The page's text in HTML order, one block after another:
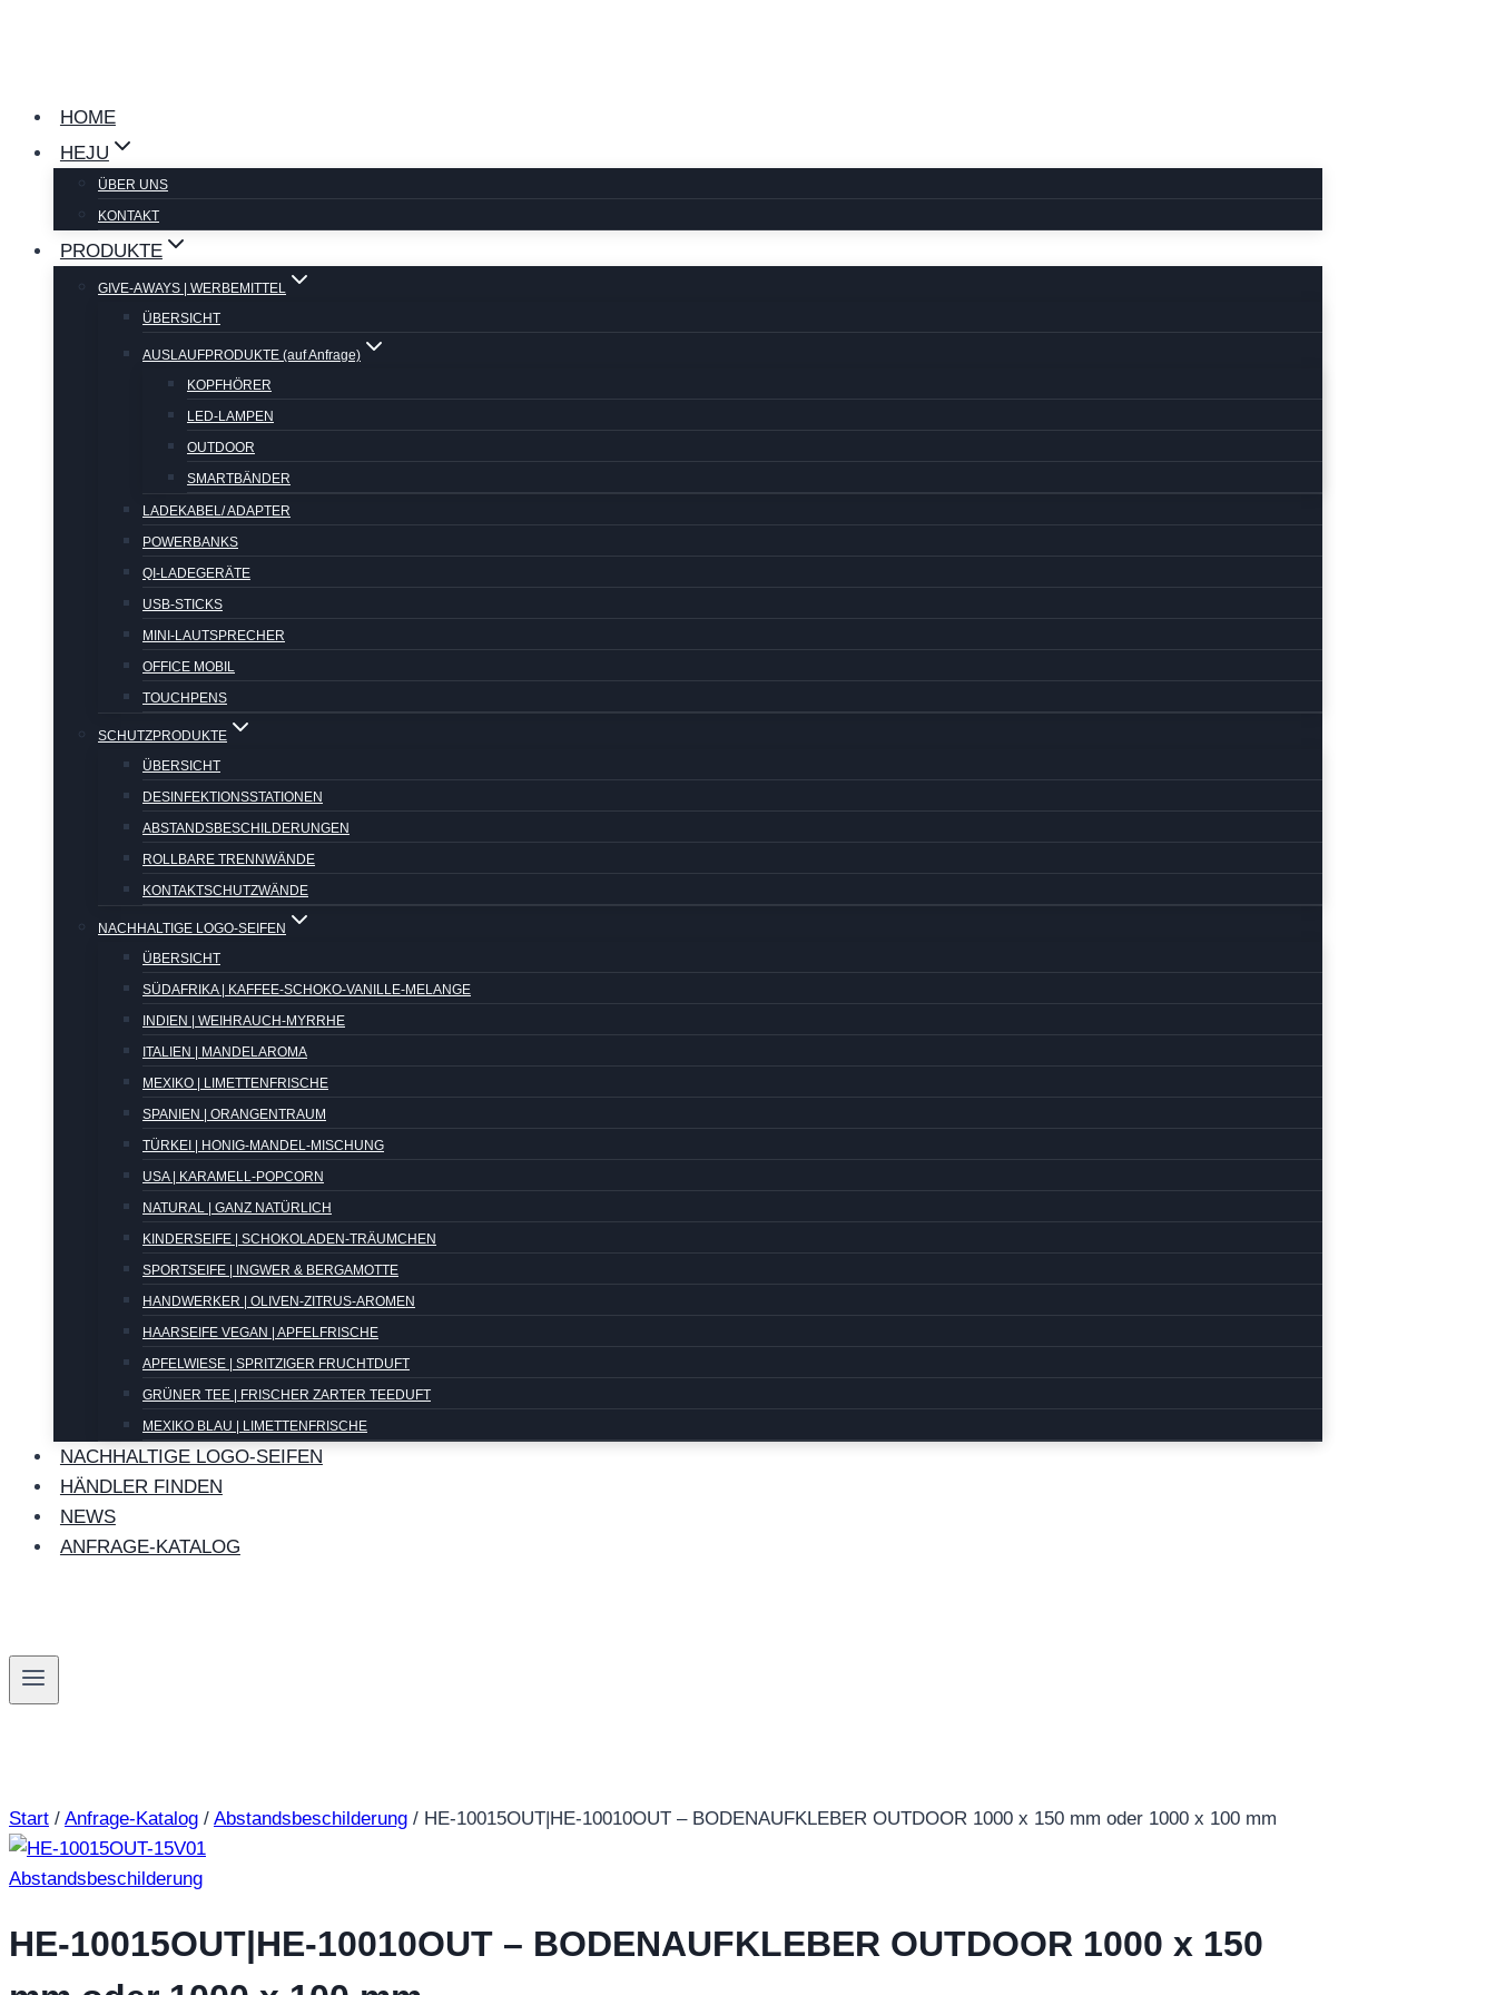
HOME
HEJU
ÜBER UNS
KONTAKT
PRODUKTE
GIVE-AWAYS | WERBEMITTEL
ÜBERSICHT
AUSLAUFPRODUKTE (auf Anfrage)
KOPFHÖRER
LED-LAMPEN
OUTDOOR
SMARTBÄNDER
LADEKABEL/ ADAPTER
POWERBANKS
QI-LADEGERÄTE
USB-STICKS
MINI-LAUTSPRECHER
OFFICE MOBIL
TOUCHPENS
SCHUTZPRODUKTE
ÜBERSICHT
DESINFEKTIONSSTATIONEN
ABSTANDSBESCHILDERUNGEN
ROLLBARE TRENNWÄNDE
KONTAKTSCHUTZWÄNDE
NACHHALTIGE LOGO-SEIFEN
ÜBERSICHT
SÜDAFRIKA | KAFFEE-SCHOKO-VANILLE-MELANGE
INDIEN | WEIHRAUCH-MYRRHE
ITALIEN | MANDELAROMA
MEXIKO | LIMETTENFRISCHE
SPANIEN | ORANGENTRAUM
TÜRKEI | HONIG-MANDEL-MISCHUNG
USA | KARAMELL-POPCORN
NATURAL | GANZ NATÜRLICH
KINDERSEIFE | SCHOKOLADEN-TRÄUMCHEN
SPORTSEIFE | INGWER & BERGAMOTTE
HANDWERKER | OLIVEN-ZITRUS-AROMEN
HAARSEIFE VEGAN | APFELFRISCHE
APFELWIESE | SPRITZIGER FRUCHTDUFT
GRÜNER TEE | FRISCHER ZARTER TEEDUFT
MEXIKO BLAU | LIMETTENFRISCHE
NACHHALTIGE LOGO-SEIFEN
HÄNDLER FINDEN
NEWS
ANFRAGE-KATALOG
Start / Anfrage-Katalog / Abstandsbeschilderung / HE-10015OUT|HE-10010OUT – BODENAUFKLEBER OUTDOOR 1000 x 150 mm oder 1000 x 100 mm
Abstandsbeschilderung
HE-10015OUT|HE-10010OUT – BODENAUFKLEBER OUTDOOR 1000 x 150